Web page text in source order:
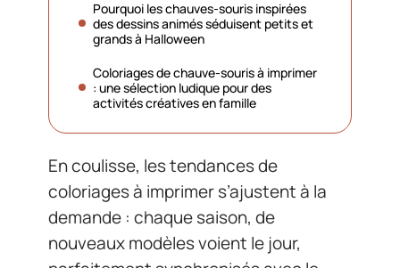
Pourquoi les chauves-souris inspirées
des dessins animés séduisent petits et
grands à Halloween
Coloriages de chauve-souris à imprimer
: une sélection ludique pour des
activités créatives en famille
En coulisse, les tendances de
coloriages à imprimer s’ajustent à la
demande : chaque saison, de
nouveaux modèles voient le jour,